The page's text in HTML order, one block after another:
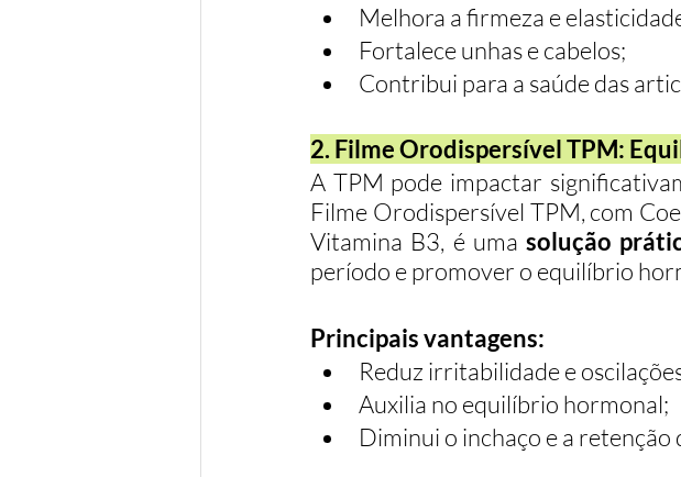
Melhora a firmeza e
Fortalece unhas e cabelos;
Contribui para a saúde das
2. Filme Orodispersível TPM:
A TPM pode impactar
Filme Orodispersível TPM, com
Vitamina B3, é uma solução
período e promover o equilíbrio
Principais vantagens:
Reduz irritabilidade e
Auxilia no equilíbrio hormonal;
Diminui o inchaço e a retenção